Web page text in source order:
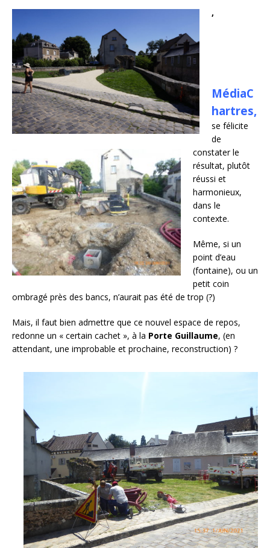
,
MédiaC
hartres,
se félicite
de
constater le
résultat, plutôt
réussi et
harmonieux,
dans le
contexte.
Même, si un
point d’eau
(fontaine), ou un
petit coin
ombragé près des bancs, n’aurait pas été de trop (?)
Mais, il faut bien admettre que ce nouvel espace de repos,
redonne un « certain cachet », à la Porte Guillaume, (en
attendant, une improbable et prochaine, reconstruction) ?